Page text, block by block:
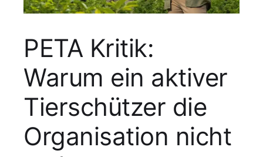
PETA Kritik:
Warum ein aktiver
Tierschützer die
Organisation nicht